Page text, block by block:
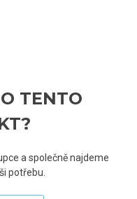
TENTO
a společně najdeme
potřebu.